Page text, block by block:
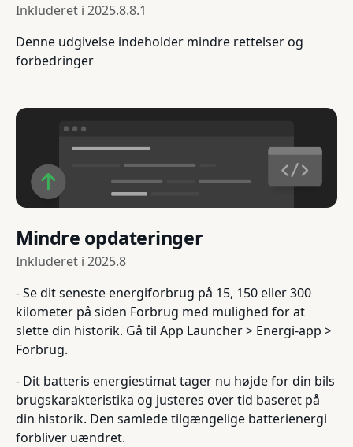
Inkluderet i 2025.8.8.1
Denne udgivelse indeholder mindre rettelser og
forbedringer
Mindre opdateringer
Inkluderet i 2025.8
- Se dit seneste energiforbrug på 15, 150 eller 300
kilometer på siden Forbrug med mulighed for at
slette din historik. Gå til App Launcher > Energi-app >
Forbrug.
- Dit batteris energiestimat tager nu højde for din bils
brugskarakteristika og justeres over tid baseret på
din historik. Den samlede tilgængelige batterienergi
forbliver uændret.